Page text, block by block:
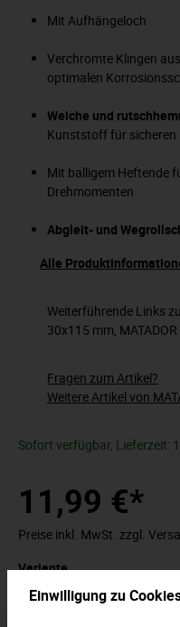
Mit Aufhängeloch
Verchromte Klingen
optimalen
Weiche und
Kunststoff für sicheren
Mit balligem Heftende
Drehmomenten
Abgleit- und
Alle
Weiterführende Links
30x115 mm,
Fragen zum Artikel?
Weitere Artikel von
Sofort verfügbar, Lieferzeit:
11,99 €*
Preise inkl. MwSt. zzgl.
Variante
Einwilligung zu